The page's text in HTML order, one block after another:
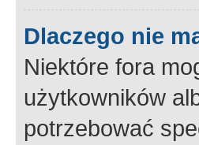
Dlaczego nie
Niektóre fora
użytkowników
potrzebować